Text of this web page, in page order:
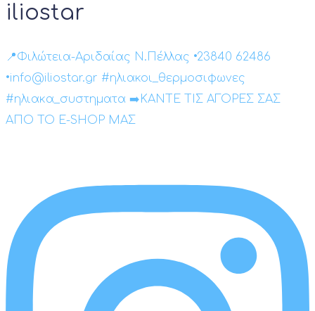
iliostar
📍Φιλώτεια-Αριδαίας Ν.Πέλλας •23840 62486
•info@iliostar.gr #ηλιακοι_θερμοσιφωνες
#ηλιακα_συστηματα ➡️ΚΑΝΤΕ ΤΙΣ ΑΓΟΡΕΣ ΣΑΣ
ΑΠΟ ΤΟ E-SHOP ΜΑΣ